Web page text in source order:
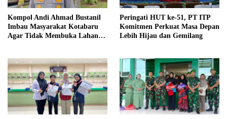
Kompol Andi Ahmad Bustanil
Imbau Masyarakat Kotabaru
Agar Tidak Membuka Lahan
Peringati HUT ke-51, PT ITP
Komitmen Perkuat Masa Depan
Lebih Hijau dan Gemilang